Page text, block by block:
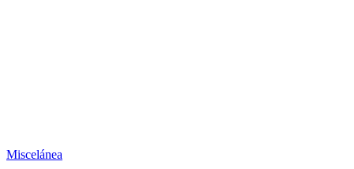
Miscelánea